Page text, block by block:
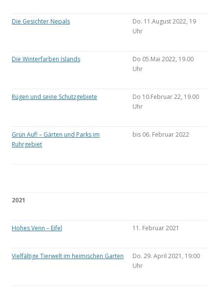
Die Gesichter Nepals
Do. 11.August 2022, 19
Uhr
Die Winterfarben Islands
Do 05.Mai 2022, 19.00
Uhr
Rügen und seine Schutzgebiete
Do 10.Februar 22, 19.00
Uhr
Grün Auf! – Gärten und Parks im
Ruhrgebiet
bis 06. Februar 2022
2021
Hohes Venn – Eifel 11. Februar 2021
Vielfältige Tierwelt im heimischen Garten
Do. 29. April 2021, 19:00
Uhr